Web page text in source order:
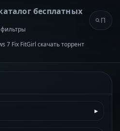
бесплатных
7 Fix FitGirl скачать торрент
▸